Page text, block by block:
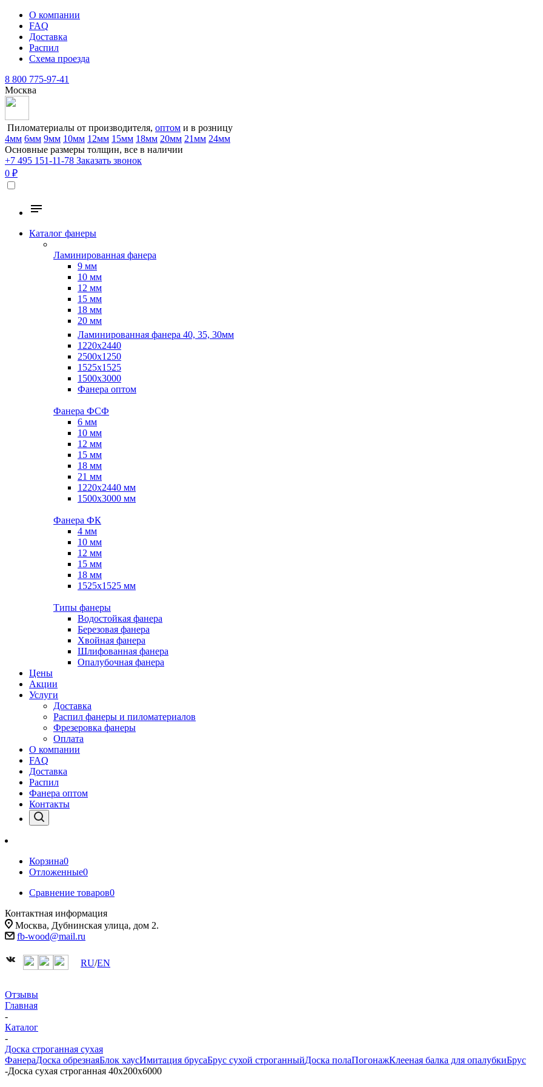
О компании
FAQ
Доставка
Распил
Схема проезда
8 800 775-97-41
Москва
Пиломатериалы от производителя, оптом и в розницу
4мм 6мм 9мм 10мм 12мм 15мм 18мм 20мм 21мм 24мм
Основные размеры толщин, все в наличии
+7 495 151-11-78 Заказать звонок
0 ₽
Каталог фанеры
Ламинированная фанера
9 мм
10 мм
12 мм
15 мм
18 мм
20 мм
Ламинированная фанера 40, 35, 30мм
1220x2440
2500x1250
1525x1525
1500x3000
Фанера оптом
Фанера ФСФ
6 мм
10 мм
12 мм
15 мм
18 мм
21 мм
1220х2440 мм
1500х3000 мм
Фанера ФК
4 мм
10 мм
12 мм
15 мм
18 мм
1525х1525 мм
Типы фанеры
Водостойкая фанера
Березовая фанера
Хвойная фанера
Шлифованная фанера
Опалубочная фанера
Цены
Акции
Услуги
Доставка
Распил фанеры и пиломатериалов
Фрезеровка фанеры
Оплата
О компании
FAQ
Доставка
Распил
Фанера оптом
Контакты
Корзина0
Отложенные0
Сравнение товаров0
Контактная информация
Москва, Дубнинская улица, дом 2.
fb-wood@mail.ru
RU/EN
Отзывы
Главная
-
Каталог
-
Доска строганная сухая
ФанераДоска обрезнаяБлок хаусИмитация брусаБрус сухой строганныйДоска полаПогонажКлееная балка для опалубкиБрус
-Доска сухая строганная 40х200х6000